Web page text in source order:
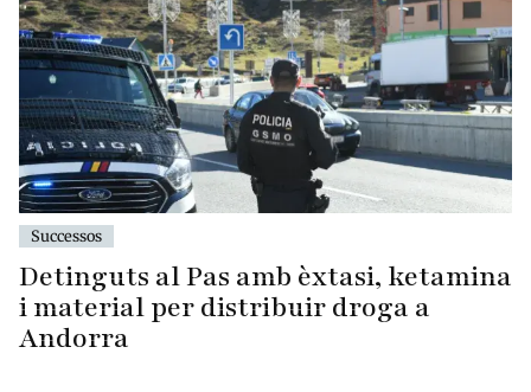
Successos
Detinguts al Pas amb èxtasi, ketamina
i material per distribuir droga a
Andorra